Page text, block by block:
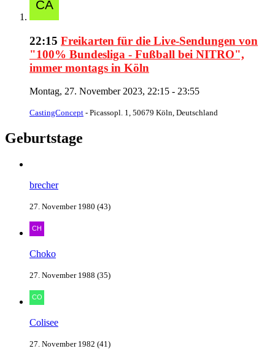
22:15 Freikarten für die Live-Sendungen von
"100% Bundesliga - Fußball bei NITRO",
immer montags in Köln
Montag, 27. November 2023, 22:15 - 23:55
CastingConcept - Picassopl. 1, 50679 Köln, Deutschland
Geburtstage
brecher
27. November 1980 (43)
Choko
27. November 1988 (35)
Colisee
27. November 1982 (41)